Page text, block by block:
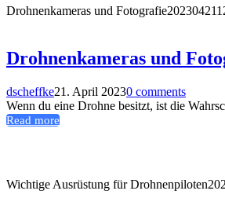
Drohnenkameras und Fotografie
Drohnenkameras und
dscheffke21. April 20230 comments
Wenn du eine Drohne besitzt, ist die
Read more
Wichtige Ausrüstung für Drohnenpiloten